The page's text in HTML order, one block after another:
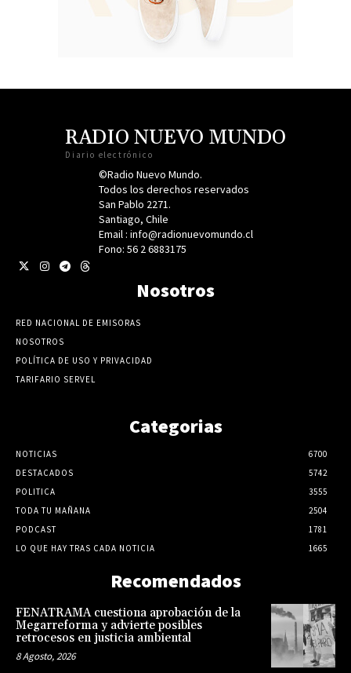
RADIO NUEVO MUNDO
Diario electrónico
©Radio Nuevo Mundo.
Todos los derechos reservados
San Pablo 2271.
Santiago, Chile
Email : info@radionuevomundo.cl
Fono: 56 2 6883175
Nosotros
RED NACIONAL DE EMISORAS
NOSOTROS
POLÍTICA DE USO Y PRIVACIDAD
TARIFARIO SERVEL
Categorias
NOTICIAS
6700
DESTACADOS
5742
POLITICA
3555
TODA TU MAÑANA
2504
PODCAST
1781
LO QUE HAY TRAS CADA NOTICIA
1665
Recomendados
FENATRAMA cuestiona aprobación de la
Megarreforma y advierte posibles
retrocesos en justicia ambiental
8 Agosto, 2026